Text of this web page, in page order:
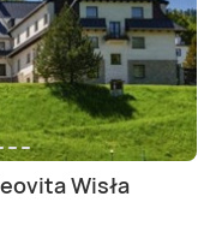
Wisła